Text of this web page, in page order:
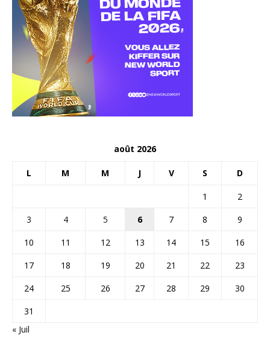
août 2026
L M M J V S D
1
2
3
4 5 6 7 8
9
10
11 12 13 14 15
16
17
18 19 20 21 22
23
24
25 26 27 28 29
30
31
« Juil